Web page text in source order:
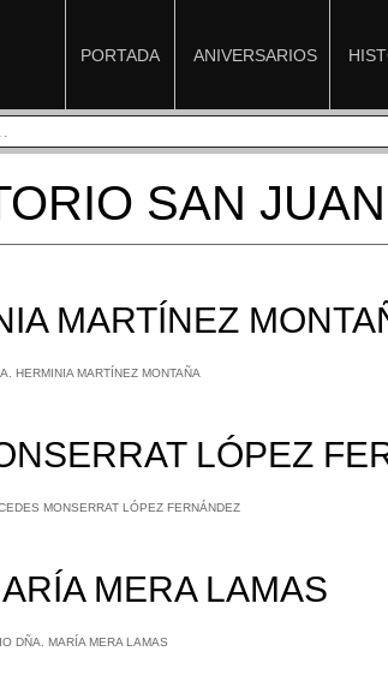
PORTADA ANIVERSARIOS
SAN
MARTÍNEZ
LÓPEZ
MERA LAMAS